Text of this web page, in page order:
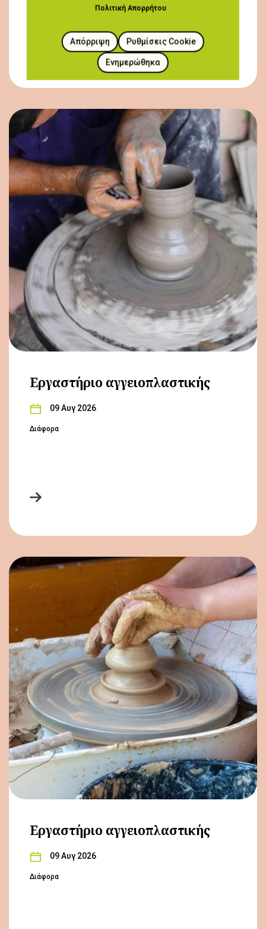
Εργαστήριο αγγειοπλαστικής
09 Αυγ 2026
Διάφορα
Εργαστήριο αγγειοπλαστικής
09 Αυγ 2026
Διάφορα
Πολιτική Απορρήτου
Ρυθμίσεις Cookie
Απόρριψη
Ενημερώθηκα